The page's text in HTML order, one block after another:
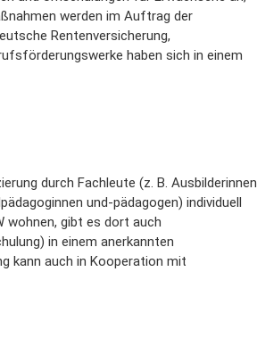
werden im Auftrag der
Rentenversicherung,
haben sich in einem
durch Fachleute (z. B. Ausbilderinnen
und-pädagogen) individuell
wohnen, gibt es dort auch
in einem anerkannten
kann auch in Kooperation mit